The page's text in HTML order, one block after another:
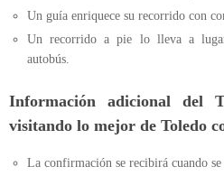
Un guía enriquece su recorrido con
Un recorrido a pie lo lleva a
autobús.
Información adicional del
visitando lo mejor de Toledo
La confirmación se recibirá cuando se